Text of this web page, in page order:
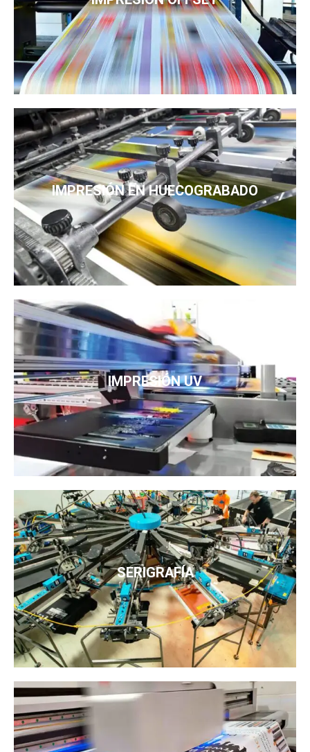
IMPRESIÓN EN HUECOGRABADO
IMPRESIÓN UV
SERIGRAFÍA